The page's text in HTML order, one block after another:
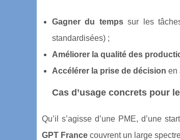
Gagner du tempssur les tâches
standardisées) ;
Améliorer la qualité des
Accélérer la prise de décision en
Cas d’usage concrets pour
Qu’il s’agisse d’une PME, d’une
GPT France couvrent un large